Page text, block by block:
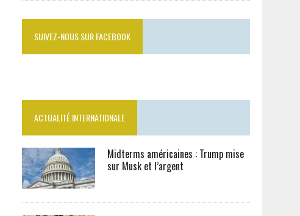
SUIVEZ-NOUS SUR FACEBOOK
ACTUALITÉ INTERNATIONALE
Midterms américaines : Trump mise
sur Musk et l’argent